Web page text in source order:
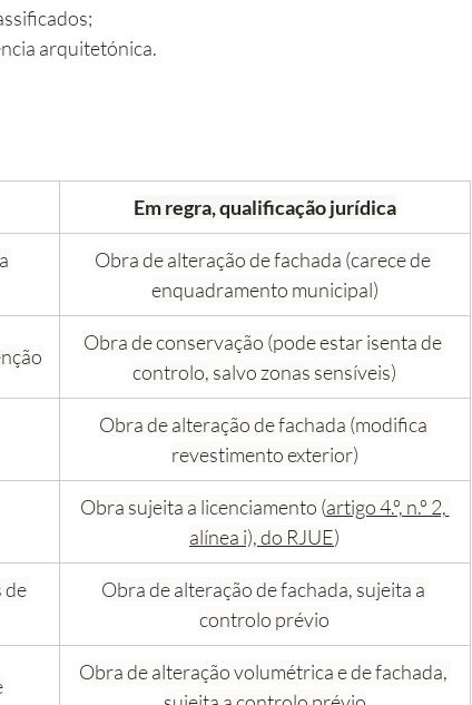
arquitetónica.
Em regra, qualificação jurídica
Obra de alteração de fachada (carece de
enquadramento municipal)
Obra de conservação (pode estar isenta de
controlo, salvo zonas sensíveis)
Obra de alteração de fachada (modifica
revestimento exterior)
Obra sujeita a licenciamento (artigo 4.º, n.º 2,
alínea i), do RJUE)
de
Obra de alteração de fachada, sujeita a
controlo prévio
Obra de alteração volumétrica e de fachada,